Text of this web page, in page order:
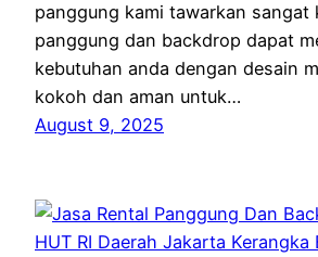
panggung kami tawarkan sangat
panggung dan backdrop dapat
kebutuhan anda dengan desain
kokoh dan aman untuk…
August 9, 2025